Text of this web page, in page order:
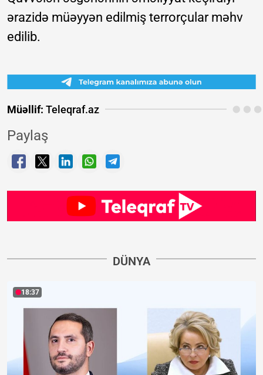
ərazidə müəyyən edilmiş terrorçular məhv
edilib.
Müəllif: Teleqraf.az
Paylaş
DÜNYA
18:37